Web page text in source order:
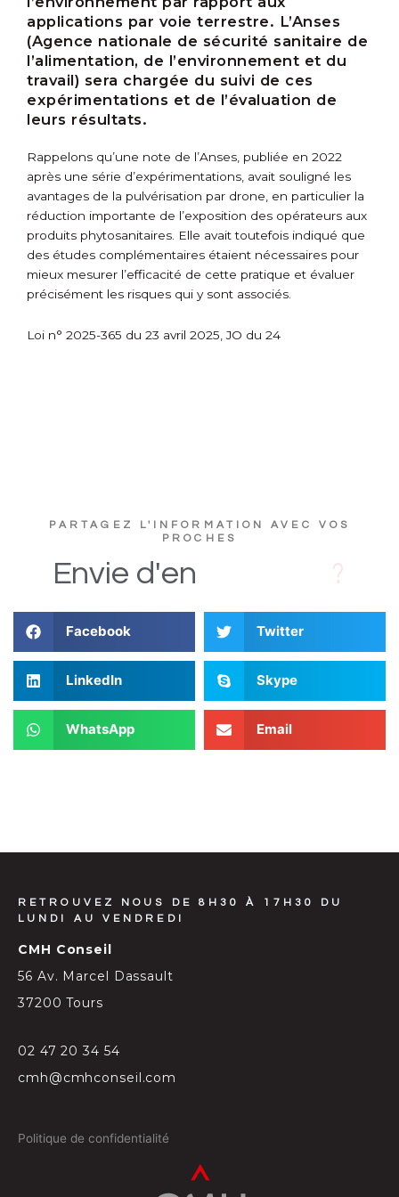
applications par voie terrestre. L’Anses
(Agence nationale de sécurité sanitaire de
l’alimentation, de l’environnement et du
travail) sera chargée du suivi de ces
expérimentations et de l’évaluation de
leurs résultats.
Rappelons qu’une note de l’Anses, publiée en 2022
après une série d’expérimentations, avait souligné les
avantages de la pulvérisation par drone, en particulier la
réduction importante de l’exposition des opérateurs aux
produits phytosanitaires. Elle avait toutefois indiqué que
des études complémentaires étaient nécessaires pour
mieux mesurer l’efficacité de cette pratique et évaluer
précisément les risques qui y sont associés.
Loi n° 2025-365 du 23 avril 2025, JO du 24
PARTAGEZ L'INFORMATION AVEC VOS
PROCHES
Envie d'en
Facebook Twitter
LinkedIn Skype
WhatsApp Email
RETROUVEZ NOUS DE 8H30 À 17H30 DU
LUNDI AU VENDREDI
CMH Conseil
56 Av. Marcel Dassault
37200 Tours
02 47 20 34 54
cmh@cmhconseil.com
Politique de confidentialité